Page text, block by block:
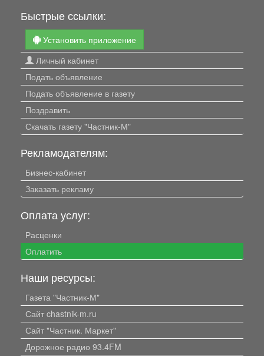
Быстрые ссылки:
Установить приложение
Личный кабинет
Подать объявление
Подать объявление в газету
Поздравить
Скачать газету "Частник-М"
Рекламодателям:
Бизнес-кабинет
Заказать рекламу
Оплата услуг:
Расценки
Оплатить
Наши ресурсы:
Газета "Частник-М"
Сайт chastnik-m.ru
Сайт "Частник. Маркет"
Дорожное радио 93.4FM